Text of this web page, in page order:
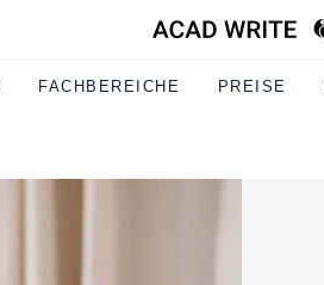
FACHBEREICHE PREISE